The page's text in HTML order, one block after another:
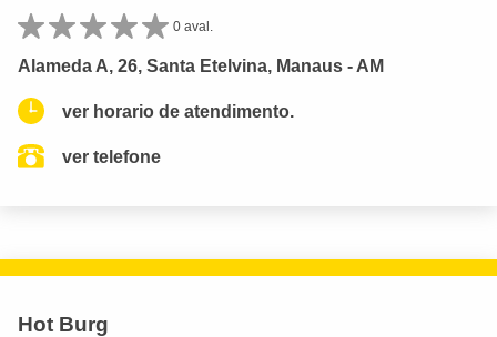
0 aval.
Alameda A, 26, Santa Etelvina, Manaus - AM
ver horario de atendimento.
ver telefone
Hot Burg